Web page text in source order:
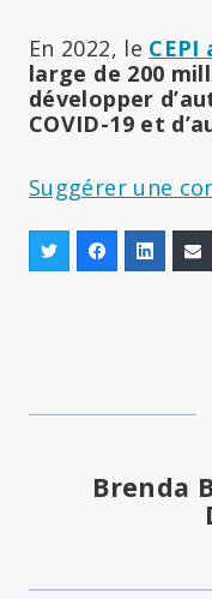
En 2022, le CEPI
large de 200
développer
COVID-19 et
Suggérer une
Brenda